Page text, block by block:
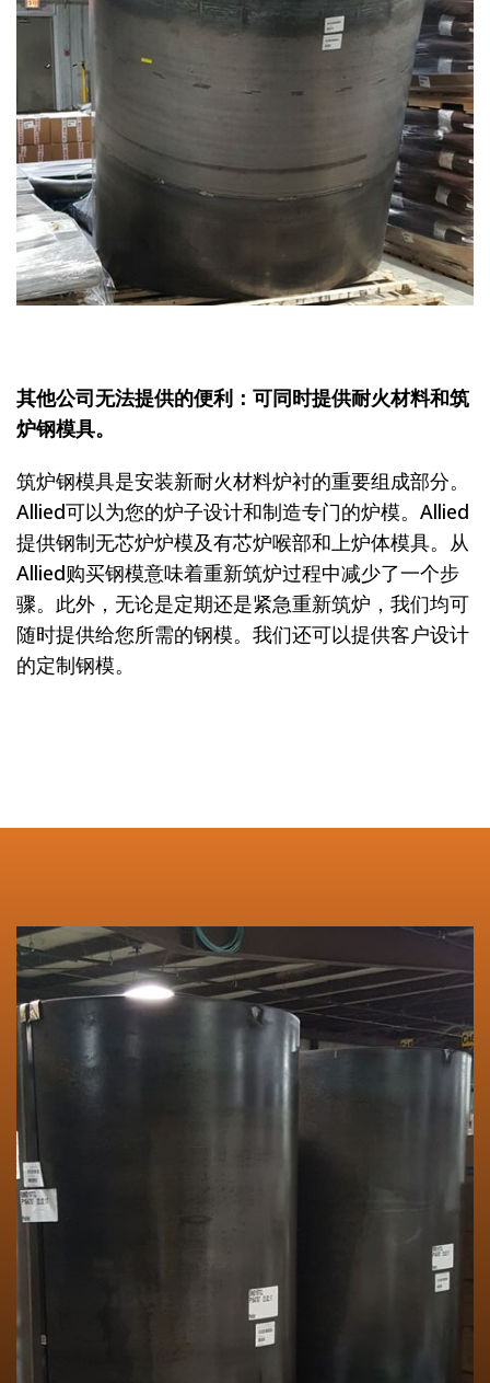
其他公司无法提供的便利：可同时提供耐火材料和筑
炉钢模具。
筑炉钢模具是安装新耐火材料炉衬的重要组成部分。
Allied可以为您的炉子设计和制造专门的炉模。Allied
提供钢制无芯炉炉模及有芯炉喉部和上炉体模具。从
Allied购买钢模意味着重新筑炉过程中减少了一个步
骤。此外，无论是定期还是紧急重新筑炉，我们均可
随时提供给您所需的钢模。我们还可以提供客户设计
的定制钢模。